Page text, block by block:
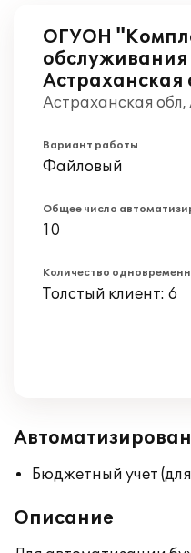
ОГУОН
Астраханская
Астраханская
Вариант работы
Файловый
Общее число
10
Количество
Толстый клиент: 6
Бюджетный учет
Описание